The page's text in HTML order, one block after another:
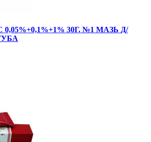
30Г. №1 МАЗЬ Д/